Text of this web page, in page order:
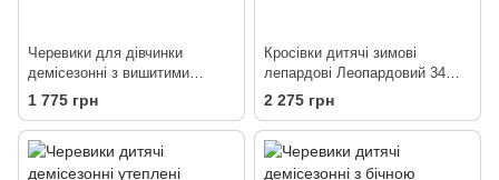
Черевики для дівчинки
демісезонні з вишитими
квітами Молочний 27 16,9см
1 775 грн
Кросівки дитячі зимові
лепардові Леопардовий 34
21,5см
2 275 грн